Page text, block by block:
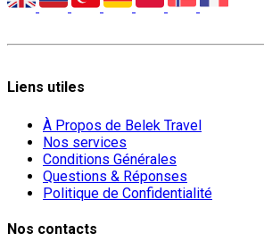
Liens utiles
À Propos de Belek Travel
Nos services
Conditions Générales
Questions & Réponses
Politique de Confidentialité
Nos contacts